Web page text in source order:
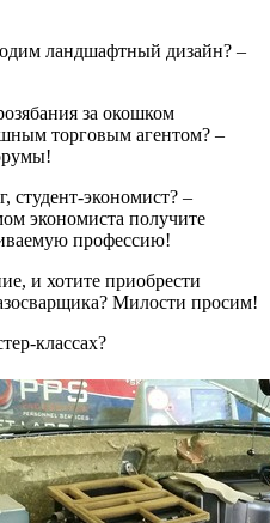
ландшафтный дизайн? –
за окошком
торговым агентом? –
студент-экономист? –
экономиста получите
профессию!
и хотите приобрести
Милости просим!
классах?